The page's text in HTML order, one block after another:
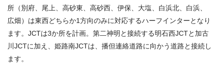
所（別府、尾上、高砂東、高砂西、伊保、大塩、白浜北、白浜、
広畑）は東西どちらか1方向のみに対応するハーフインターとなり
ます。JCTは3か所を計画。第二神明と接続する明石西JCTと加古
川JCTに加え、姫路南JCTは、播但連絡道路に向かう道路と接続し
ます。